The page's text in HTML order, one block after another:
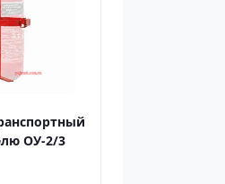
ОУ-2/3